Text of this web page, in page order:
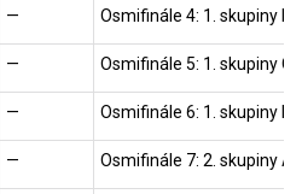
— Osmifinále 4: 1. skupiny B
— Osmifinále 5: 1. skupiny C
— Osmifinále 6: 1. skupiny D
— Osmifinále 7: 2. skupiny A